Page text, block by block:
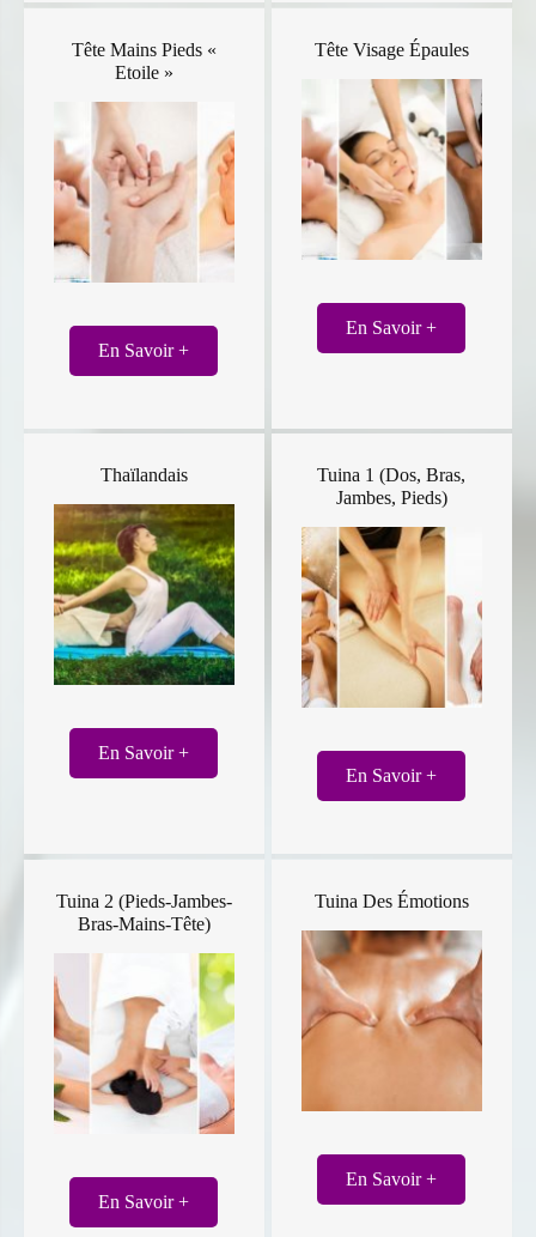
Tête Mains Pieds «
Etoile »
En Savoir +
Tête Visage Épaules
En Savoir +
Thaïlandais
En Savoir +
Tuina 1 (Dos, Bras,
Jambes, Pieds)
En Savoir +
Tuina 2 (Pieds-Jambes-
Bras-Mains-Tête)
En Savoir +
Tuina Des Émotions
En Savoir +